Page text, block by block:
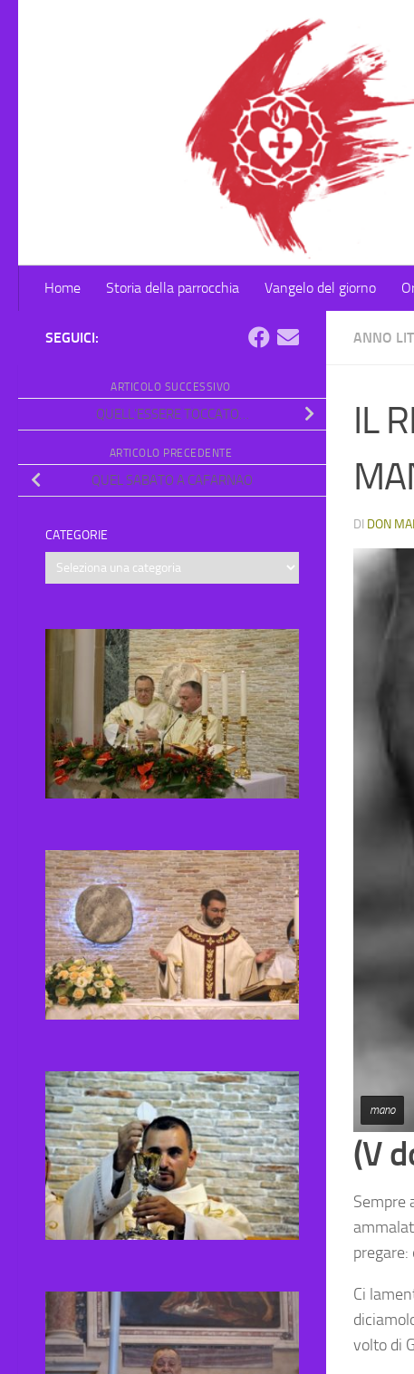
Home Storia della parrocchia Vangelo del giorno
ANNO
IL
DI DON
mano
(V
Sempre
pregare:
Ci
volto di
SEGUICI:
ARTICOLO SUCCESSIVO
QUELL’ESSERE TOCCATO…
ARTICOLO PRECEDENTE
QUEL SABATO A CAFARNAO
CATEGORIE
Categorie